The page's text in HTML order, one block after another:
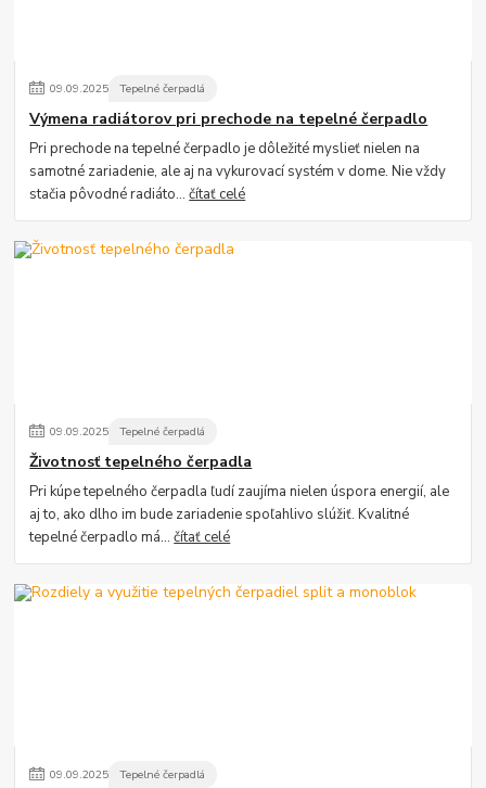
09.09.2025 Tepelné čerpadlá
Výmena radiátorov pri prechode na tepelné čerpadlo
Pri prechode na tepelné čerpadlo je dôležité myslieť nielen na
samotné zariadenie, ale aj na vykurovací systém v dome. Nie vždy
stačia pôvodné radiáto...čítať celé
09.09.2025 Tepelné čerpadlá
Životnosť tepelného čerpadla
Pri kúpe tepelného čerpadla ľudí zaujíma nielen úspora energií, ale
aj to, ako dlho im bude zariadenie spoľahlivo slúžiť. Kvalitné
tepelné čerpadlo má...čítať celé
09.09.2025 Tepelné čerpadlá